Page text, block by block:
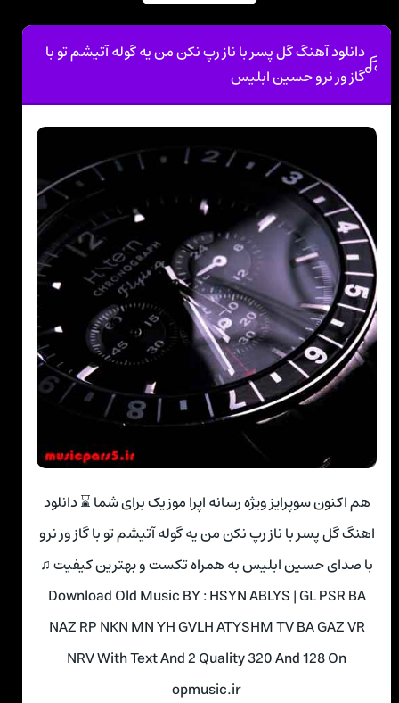
دانلود آهنگ گل پسر با ناز رپ نکن من یه گوله آتیشم تو با
گاز ور نرو حسین ابلیس
هم اکنون سوپرایز ویژه رسانه اپرا موزیک برای شما ⌛ دانلود
اهنگ گل پسر با ناز رپ نکن من یه گوله آتیشم تو با گاز ور نرو
با صدای حسین ابلیس به همراه تکست و بهترین کیفیت ♫
Download Old Music BY : HSYN ABLYS | GL PSR BA
NAZ RP NKN MN YH GVLH ATYSHM TV BA GAZ VR
NRV With Text And 2 Quality 320 And 128 On
opmusic.ir